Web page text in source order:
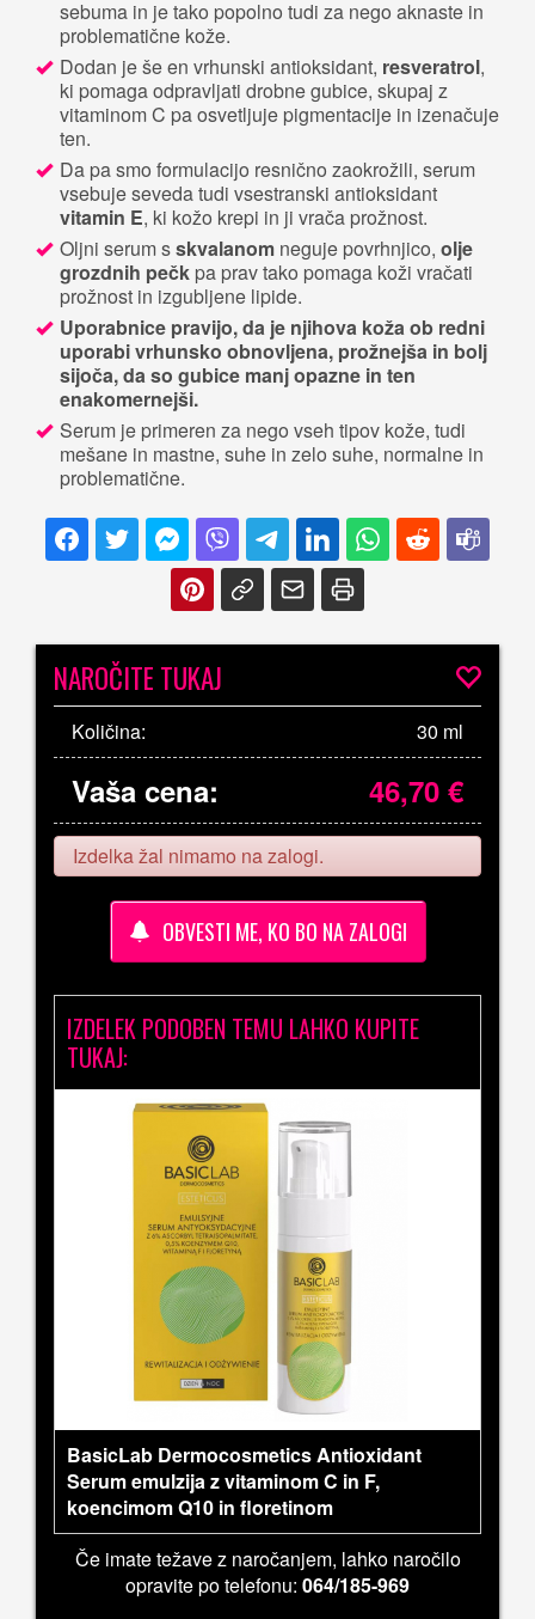
sebuma in je tako popolno tudi za nego aknaste in
problematične kože.
Dodan je še en vrhunski antioksidant, resveratrol,
ki pomaga odpravljati drobne gubice, skupaj z
vitaminom C pa osvetljuje pigmentacije in izenačuje
ten.
Da pa smo formulacijo resnično zaokrožili, serum
vsebuje seveda tudi vsestranski antioksidant
vitamin E, ki kožo krepi in ji vrača prožnost.
Oljni serum sskvalanom neguje povrhnjico, olje
grozdnih pečk pa prav tako pomaga koži vračati
prožnost in izgubljene lipide.
Uporabnice pravijo, da je njihova koža ob redni
uporabi vrhunsko obnovljena, prožnejša in bolj
sijoča, da so gubice manj opazne in ten
enakomernejši.
Serum je primeren za nego vseh tipov kože, tudi
mešane in mastne, suhe in zelo suhe, normalne in
problematične.
NAROČITE TUKAJ
Količina: 30 ml
Vaša cena: 46,70€
Izdelka žal nimamo na zalogi.
OBVESTI ME, KO BO NA ZALOGI
IZDELEK PODOBEN TEMU LAHKO KUPITE
TUKAJ:
BasicLab Dermocosmetics Antioxidant
Serum emulzija z vitaminom C in F,
koencimom Q10 in floretinom
Če imate težave z naročanjem, lahko naročilo
opravite po telefonu: 064/185-969